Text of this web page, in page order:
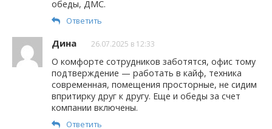
обеды, ДМС.
Ответить
Дина 26.07.2025 в 12:33
О комфорте сотрудников заботятся, офис тому
подтверждение — работать в кайф, техника
современная, помещения просторные, не сидим
впритирку друг к другу. Еще и обеды за счет
компании включены.
Ответить